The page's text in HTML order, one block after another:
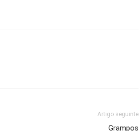
Artigo seguinte
Grampos